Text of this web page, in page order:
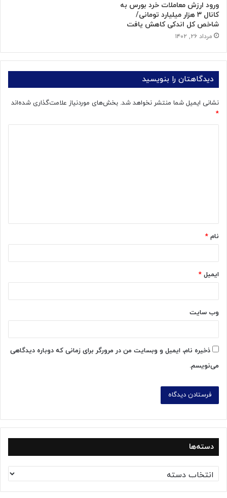
ورود ارزش معاملات خرد بورس به
کانال ۳ هزار میلیارد تومانی/
شاخص کل اندکی کاهش یافت
مرداد ۲۶, ۱۴۰۲
دیدگاهتان را بنویسید
نشانی ایمیل شما منتشر نخواهد شد. بخش‌های موردنیاز علامت‌گذاری شده‌اند
*
*
نام *
ایمیل *
وب‌ سایت
ذخیره نام، ایمیل و وبسایت من در مرورگر برای زمانی که دوباره دیدگاهی
می‌نویسم.
دسته‌ها
س
ت